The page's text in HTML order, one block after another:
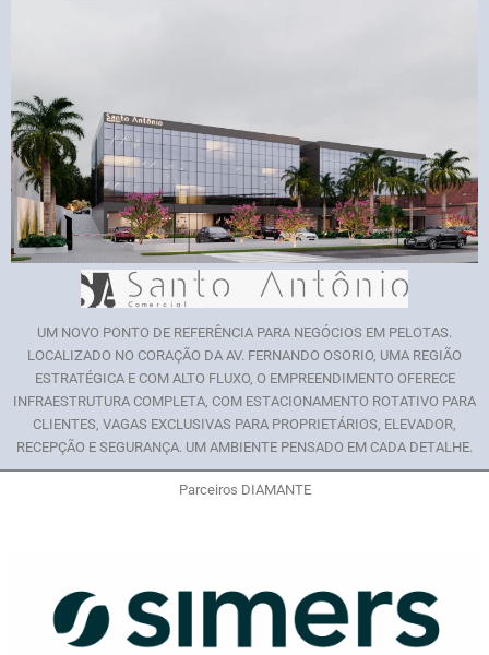
UM NOVO PONTO DE REFERÊNCIA PARA NEGÓCIOS EM PELOTAS.
LOCALIZADO NO CORAÇÃO DA AV. FERNANDO OSORIO, UMA REGIÃO
ESTRATÉGICA E COM ALTO FLUXO, O EMPREENDIMENTO OFERECE
INFRAESTRUTURA COMPLETA, COM ESTACIONAMENTO ROTATIVO PARA
CLIENTES, VAGAS EXCLUSIVAS PARA PROPRIETÁRIOS, ELEVADOR,
RECEPÇÃO E SEGURANÇA. UM AMBIENTE PENSADO EM CADA DETALHE.
Parceiros DIAMANTE